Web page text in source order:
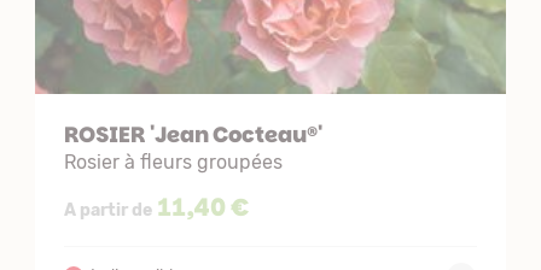
ROSIER 'Jean Cocteau®'
Rosier à fleurs groupées
A partir de 11,40 €